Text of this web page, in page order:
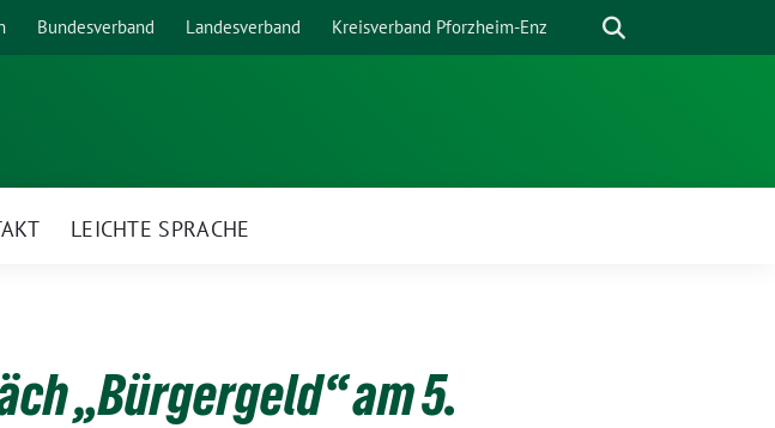
Bundesverband Landesverband Kreisverband Pforzheim-Enz Suche
LEICHTE SPRACHE
„Bürgergeld“ am 5.